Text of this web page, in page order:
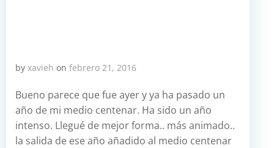
by xavieh on febrero 21, 2016
Bueno parece que fue ayer y ya ha pasado un
año de mi medio centenar. Ha sido un año
intenso. Llegué de mejor forma.. más animado..
la salida de ese año añadido al medio centenar